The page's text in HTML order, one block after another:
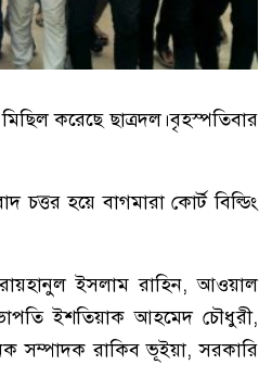
করেছে ছাত্রদল।বৃহস্পতিবার
হয়ে বাগমারা কোর্ট বিল্ডিং
ইসলাম রাহিন, আওয়াল
ইশতিয়াক আহমেদ চৌধুরী,
সম্পাদক রাকিব ভূইয়া, সরকারি